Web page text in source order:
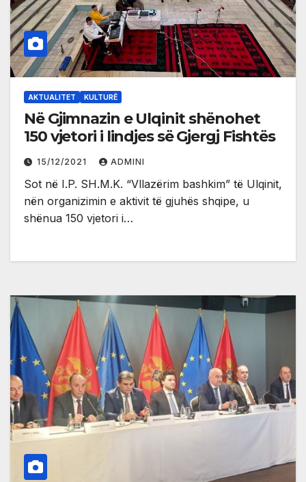
AKTUALITET KULTURË
Në Gjimnazin e Ulqinit shënohet
150 vjetori i lindjes së Gjergj Fishtës
15/12/2021 ADMINI
Sot në I.P. SH.M.K. “Vllazërim bashkim” të Ulqinit,
nën organizimin e aktivit të gjuhës shqipe, u
shënua 150 vjetori i…